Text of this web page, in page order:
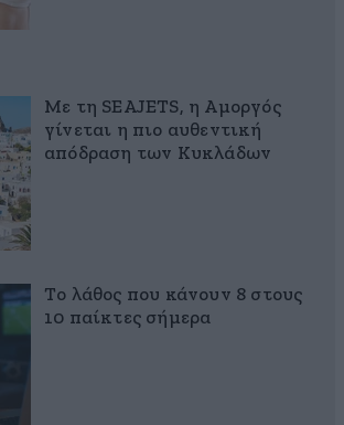
Με τη SEAJETS, η Αμοργός
γίνεται η πιο αυθεντική
απόδραση των Κυκλάδων
Το λάθος που κάνουν 8 στους
10 παίκτες σήμερα